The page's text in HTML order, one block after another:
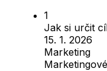
Jak si určit
15. 1. 2026
Marketing